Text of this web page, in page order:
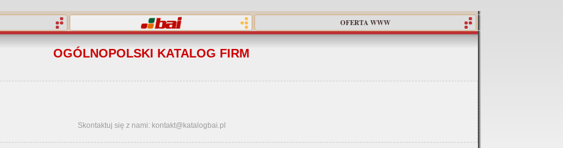
OFERTA WWW
OGÓLNOPOLSKI KATALOG FIRM
Skontaktuj się z nami: kontakt@katalogbai.pl